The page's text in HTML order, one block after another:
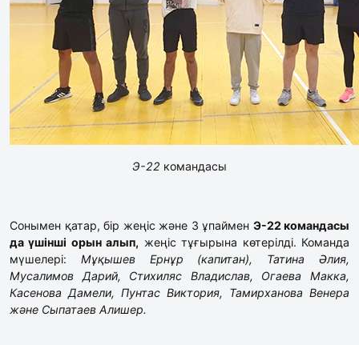
Э-22 командасы
Сонымен қатар, бір жеңіс және 3 ұпаймен Э-22 командасы
да үшінші орын алып, жеңіс тұғырына көтерілді. Команда
мүшелері: Мұқышев Ернұр (капитан), Татина Әлия,
Мусалимов Дарий, Стихиляс Владислав, Огаева Макка,
Касенова Дамели, Пунтас Виктория, Тамирханова Венера
және Сыпатаев Алишер.